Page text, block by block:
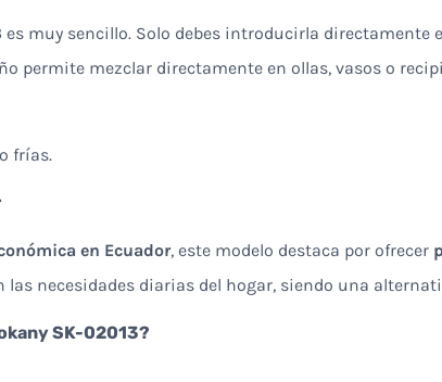
es muy sencillo. Solo debes introducirla directamente
permite mezclar directamente en ollas, vasos o
frías.
en Ecuador, este modelo destaca por ofrecer
las necesidades diarias del hogar, siendo una
SK-02013?